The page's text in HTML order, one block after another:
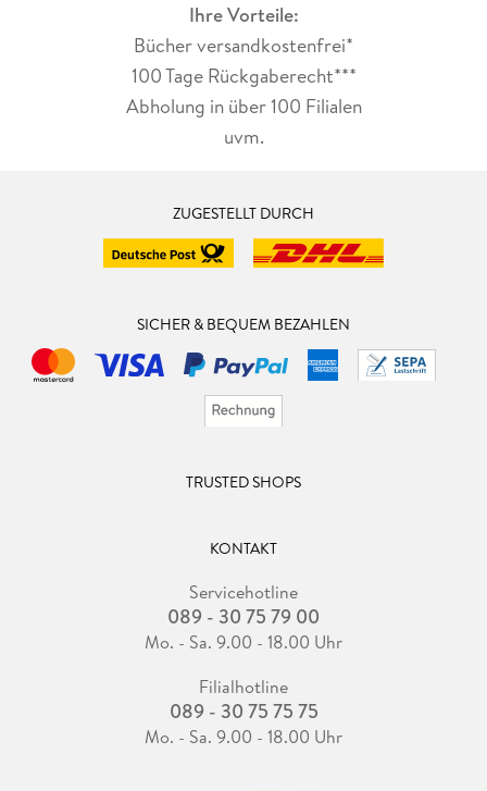
Ihre Vorteile:
Bücher versandkostenfrei*
100 Tage Rückgaberecht***
Abholung in über 100 Filialen
uvm.
ZUGESTELLT DURCH
SICHER & BEQUEM BEZAHLEN
TRUSTED SHOPS
KONTAKT
Servicehotline
089 - 30 75 79 00
Mo. - Sa. 9.00 - 18.00 Uhr
Filialhotline
089 - 30 75 75 75
Mo. - Sa. 9.00 - 18.00 Uhr